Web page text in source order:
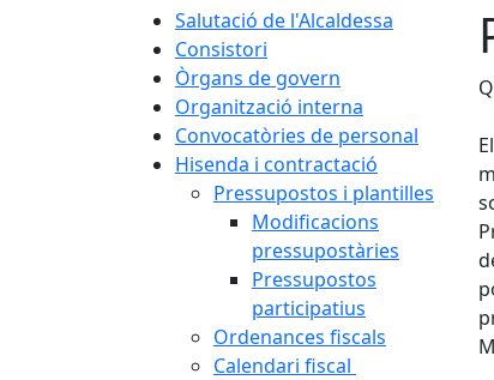
Salutació de l'Alcaldessa
Consistori
Òrgans de govern
Organització interna
Convocatòries de personal
Hisenda i contractació
Pressupostos i plantilles
Modificacions
pressupostàries
Pressupostos
participatius
Ordenances fiscals
Calendari fiscal